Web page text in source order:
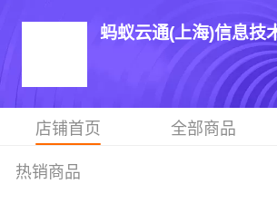
蚂蚁云通(上海)信息技
店铺首页 全部商品
热销商品